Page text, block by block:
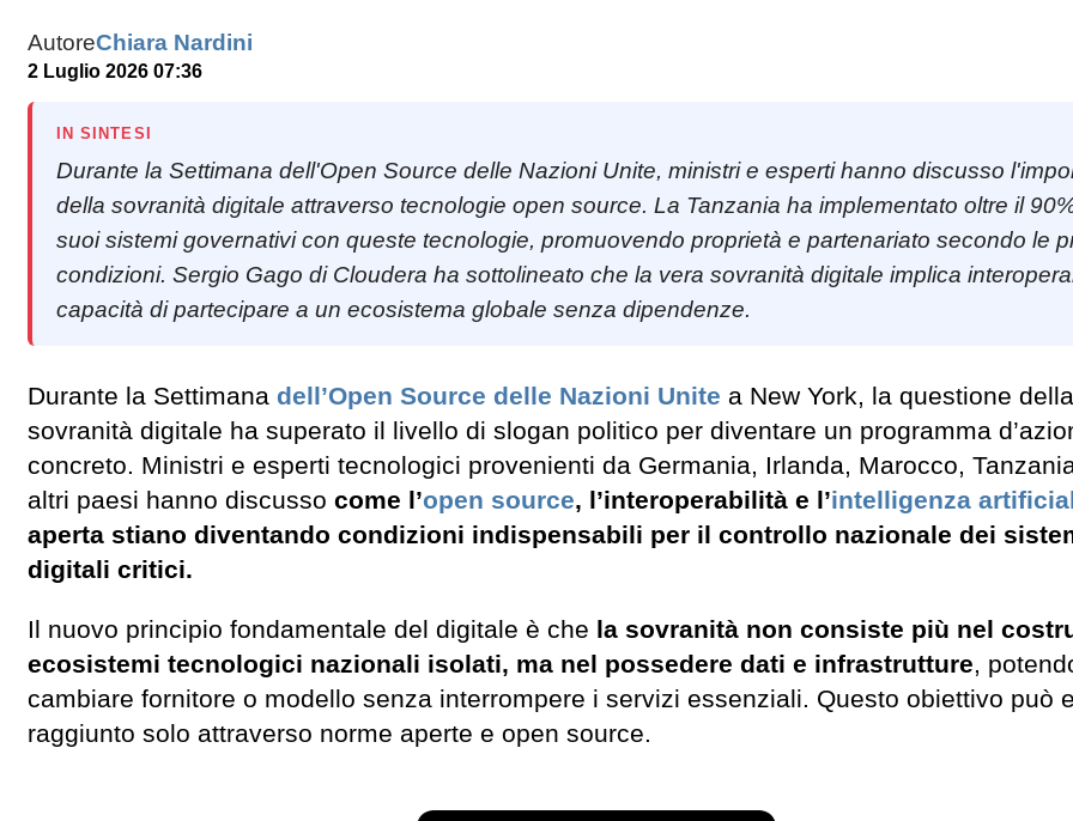
AutoreChiara Nardini
2 Luglio 2026 07:36
IN SINTESI
Durante la Settimana dell'Open Source delle Nazioni Unite, ministri e esperti hanno discusso
della sovranità digitale attraverso tecnologie open source. La Tanzania ha implementato oltre il
suoi sistemi governativi con queste tecnologie, promuovendo proprietà e partenariato secondo le
condizioni. Sergio Gago di Cloudera ha sottolineato che la vera sovranità digitale implica
capacità di partecipare a un ecosistema globale senza dipendenze.
Durante la Settimana dell’Open Source delle Nazioni Unite a New York, la questione della
sovranità digitale ha superato il livello di slogan politico per diventare un programma
concreto. Ministri e esperti tecnologici provenienti da Germania, Irlanda, Marocco,
altri paesi hanno discusso come l’open source, l’interoperabilità e l’intelligenza
aperta stiano diventando condizioni indispensabili per il controllo nazionale dei
digitali critici.
Il nuovo principio fondamentale del digitale è che la sovranità non consiste più nel
ecosistemi tecnologici nazionali isolati, ma nel possedere dati e infrastrutture,
cambiare fornitore o modello senza interrompere i servizi essenziali. Questo obiettivo può
raggiunto solo attraverso norme aperte e open source.